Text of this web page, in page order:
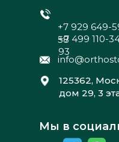
125362,
дом 29, 3
+7 929 649-
58
Мы в
+7 499 110-
93